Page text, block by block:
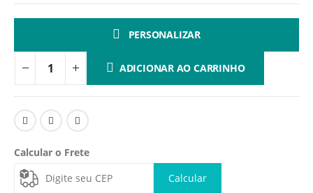
PERSONALIZAR
ADICIONAR AO CARRINHO
Calcular o Frete
Calcular